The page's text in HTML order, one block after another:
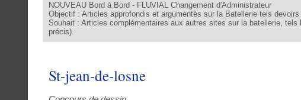
NOUVEAU Bord à Bord - FLUVIAL Changement d'Administrateur
Objectif : Articles approfondis et argumentés sur la Batellerie tels
Souhait : Articles complémentaires aux autres sites sur la batellerie,
précis).
St-jean-de-losne